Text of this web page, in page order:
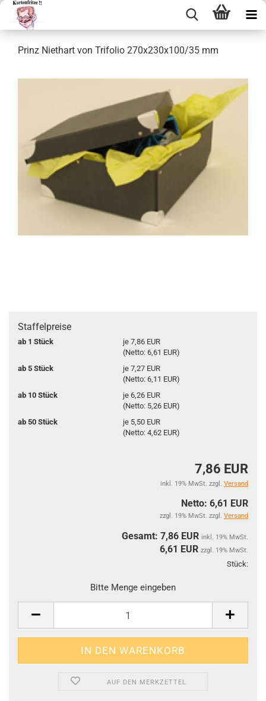
Prinz Niethart von Tri­fo­lio 270x230x100/35 mm
Staffelpreise
ab 1 Stück
je 7,86 EUR
(Netto: 6,61 EUR)
ab 5 Stück
je 7,27 EUR
(Netto: 6,11 EUR)
ab 10 Stück
je 6,26 EUR
(Netto: 5,26 EUR)
ab 50 Stück
je 5,50 EUR
(Netto: 4,62 EUR)
7,86 EUR
inkl. 19% MwSt. zzgl. Versand
Netto: 6,61 EUR
zzgl. 19% MwSt. zzgl. Versand
Gesamt: 7,86 EUR inkl. 19% MwSt.
6,61 EUR zzgl. 19% MwSt.
Stück:
Bitte Menge eingeben
AUF DEN MERKZETTEL